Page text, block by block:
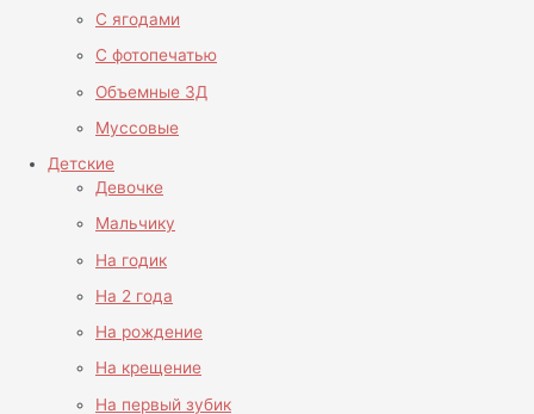
С ягодами
С фотопечатью
Объемные 3Д
Муссовые
Детские
Девочке
Мальчику
На годик
На 2 года
На рождение
На крещение
На первый зубик